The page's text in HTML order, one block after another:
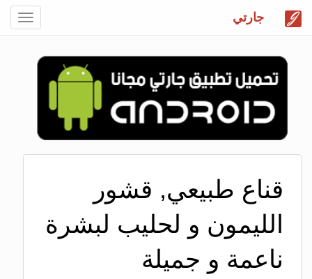
جارتي
قناع طبيعي, قشور
الليمون و لحليب لبشرة
ناعمة و جميلة